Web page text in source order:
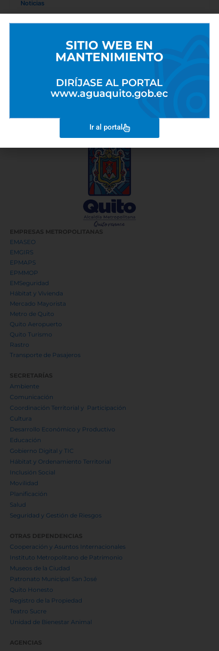
Noticias
Marco Rodriguez/ 8 de junio de 2023
FASE FINAL Los trabajos de limpieza de la quebrada
EMPRESAS METROPOLITANAS
EMASEO
EMGIRS
EPMAPS
EPMMOP
EMSeguridad
Hábitat y Vivienda
Mercado Mayorista
Metro de Quito
Quito Aeropuerto
Quito Turismo
Rastro
Transporte de Pasajeros
SECRETARÍAS
Ambiente
Comunicación
Coordinación Territorial y Participación
Cultura
Desarrollo Económico y Productivo
Educación
Gobierno Digital y TIC
Hábitat y Ordenamiento Territorial
Inclusión Social
Movilidad
Planificación
Salud
Seguridad y Gestión de Riesgos
OTRAS DEPENDENCIAS
Cooperación y Asuntos Internacionales
Instituto Metropolitano de Patrimonio
Museos de la Ciudad
Patronato Municipal San José
Quito Honesto
Registro de la Propiedad
Teatro Sucre
Unidad de Bienestar Animal
AGENCIAS
Ir al portal